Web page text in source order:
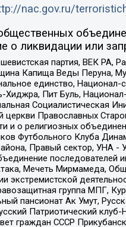
nac.gov.ru/
о ликвидации или
партия, ВЕК РА,
Капища Веды Перуна,
единство,
Хиджра, Пит Буль,
Социалистическая
церкви Православных
и о религиозных
Футбольного Клуба
Правый сектор, УНА -
последователей
Мечеть Мирмамеда,
экстремистской
группа МПГ,
пансионат Ак Умут,
Патриотический
граждан СССР